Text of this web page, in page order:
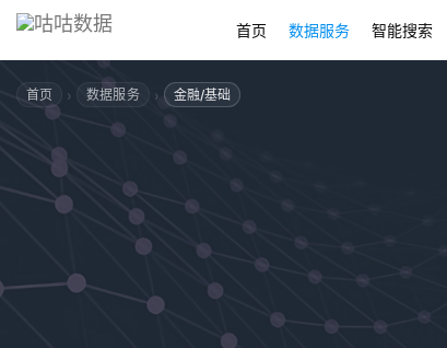
首页 数据服务 智能搜索
首页 › 数据服务 › 金融/基础